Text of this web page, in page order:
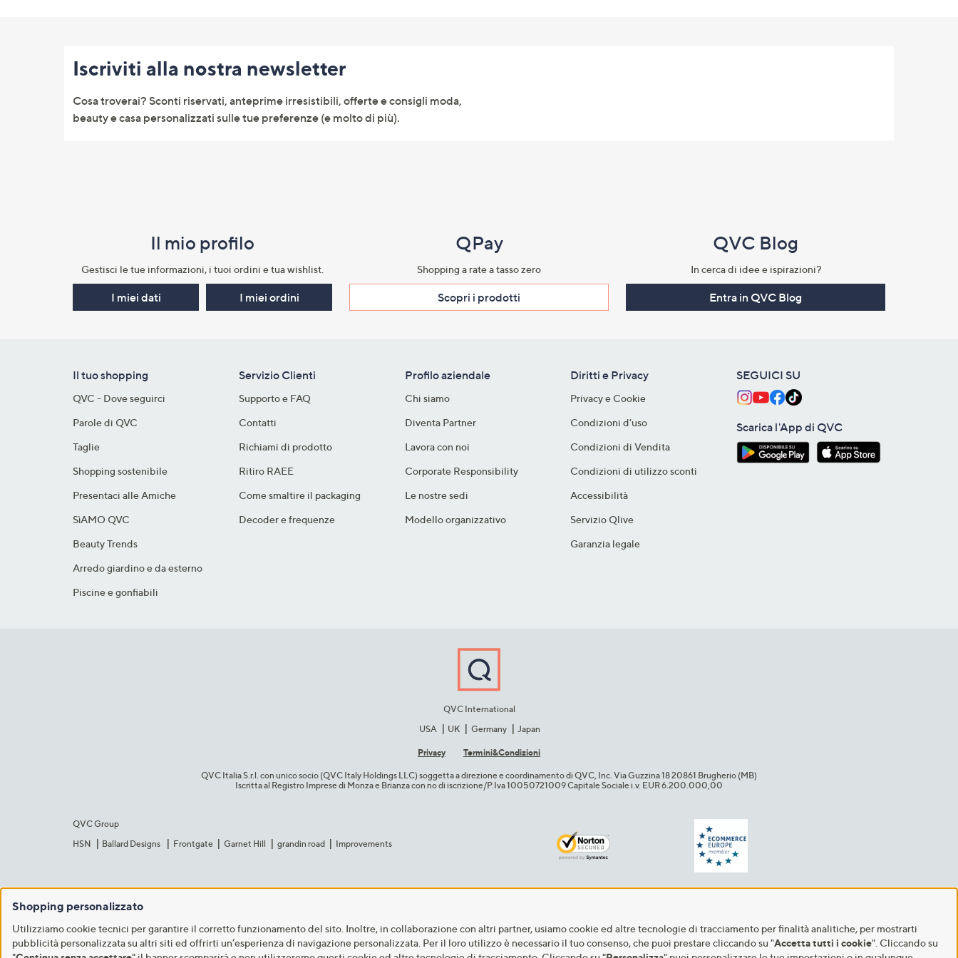
informazioni
Iscriviti alla nostra newsletter
Cosa troverai? Sconti riservati, anteprime irresistibili, offerte e consigli moda,
beauty e casa personalizzati sulle tue preferenze (e molto di più).
Il mio profilo​
Gestisci le tue informazioni, i tuoi ordini e tua wishlist.​
I miei dati I miei ordini
QPay
Shopping a rate a tasso zero​
Scopri i prodotti​
QVC Blog
In cerca di idee e ispirazioni?
Entra in QVC Blog
Il tuo shopping
QVC - Dove seguirci
Parole di QVC
Taglie
Shopping sostenibile​
Presentaci alle Amiche
SìAMO QVC
Beauty Trends
Arredo giardino e da esterno
Piscine e gonfiabili
Servizio Clienti
Supporto e FAQ
Contatti
Richiami di prodotto
Ritiro RAEE
Come smaltire il packaging​
Decoder e frequenze​
Profilo aziendale
Chi siamo
Diventa Partner
Lavora con noi
Corporate Responsibility
Le nostre sedi
Modello organizzativo
Diritti e Privacy
Privacy e Cookie
Condizioni d'uso
Condizioni di Vendita
Condizioni di utilizzo sconti
Accessibilità
Servizio Qlive
Garanzia legale
SEGUICI SU
Scarica l'App di QVC
QVC International
USA
UK Germany Japan
Privacy Termini&C​ondizioni
QVC Italia S.r.l. con unico socio (QVC Italy Holdings LLC) soggetta a direzione e coordinamento di QVC, Inc. Via Guzzina 18 20861 Brugherio (MB)​
Iscritta al Registro Imprese di Monza e Brianza con no di iscrizione/P.Iva 10050721009 Capitale Sociale i.v. EUR 6.200.000,00​
QVC Group
HSN
Ballard Designs Frontgate Garnet Hill grandin road Improvements
Shopping personalizzato
Utilizziamo cookie tecnici per garantire il corretto funzionamento del sito. Inoltre, in collaborazione con altri partner, usiamo cookie ed altre tecnologie di tracciamento per finalità analitiche, per mostrarti
pubblicità personalizzata su altri siti ed offrirti un’esperienza di navigazione personalizzata. Per il loro utilizzo è necessario il tuo consenso, che puoi prestare cliccando su "Accetta tutti i cookie". Cliccando su